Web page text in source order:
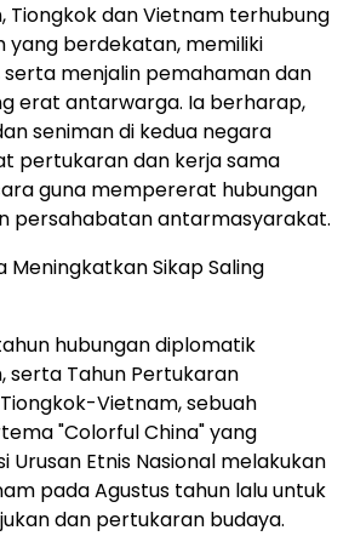
Tiongkok dan Vietnam terhubung
yang berdekatan, memiliki
menjalin pemahaman dan
erat antarwarga. Ia berharap,
seniman di kedua negara
pertukaran dan kerja sama
guna mempererat hubungan
persahabatan antarmasyarakat.
Meningkatkan Sikap Saling
hubungan diplomatik
serta Tahun Pertukaran
Vietnam, sebuah
"Colorful China" yang
Urusan Etnis Nasional melakukan
pada Agustus tahun lalu untuk
dan pertukaran budaya.